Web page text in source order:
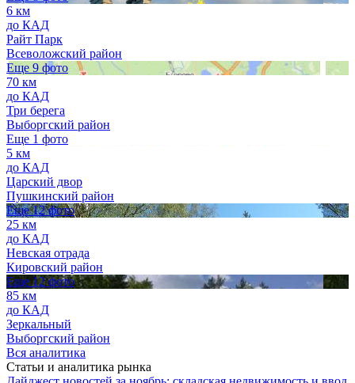
6 км
до КАД
Райт Парк
Всеволожский район
Еще 9 фото
70 км
до КАД
Три берега
Выборгский район
Еще 1 фото
5 км
до КАД
Царский двор
Пушкинский район
Еще 12 фото
25 км
до КАД
Невская отрада
Кировский район
Еще 12 фото
85 км
до КАД
Зеркальный
Выборгский район
Вся аналитика
Статьи и аналитика рынка